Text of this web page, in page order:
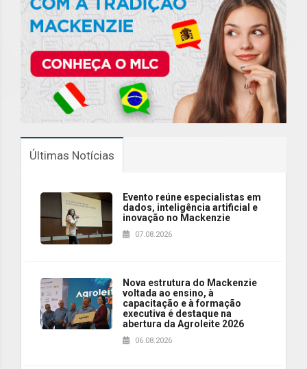
Últimas Notícias
Evento reúne especialistas em
dados, inteligência artificial e
inovação no Mackenzie
07.08.2026
Nova estrutura do Mackenzie
voltada ao ensino, à
capacitação e à formação
executiva é destaque na
abertura da Agroleite 2026
06.08.2026